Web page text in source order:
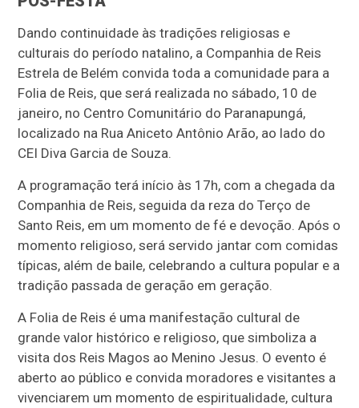
Dando continuidade às tradições religiosas e
culturais do período natalino, a Companhia de Reis
Estrela de Belém convida toda a comunidade para a
Folia de Reis, que será realizada no sábado, 10 de
janeiro, no Centro Comunitário do Paranapungá,
localizado na Rua Aniceto Antônio Arão, ao lado do
CEI Diva Garcia de Souza.
A programação terá início às 17h, com a chegada da
Companhia de Reis, seguida da reza do Terço de
Santo Reis, em um momento de fé e devoção. Após o
momento religioso, será servido jantar com comidas
típicas, além de baile, celebrando a cultura popular e a
tradição passada de geração em geração.
A Folia de Reis é uma manifestação cultural de
grande valor histórico e religioso, que simboliza a
visita dos Reis Magos ao Menino Jesus. O evento é
aberto ao público e convida moradores e visitantes a
vivenciarem um momento de espiritualidade, cultura